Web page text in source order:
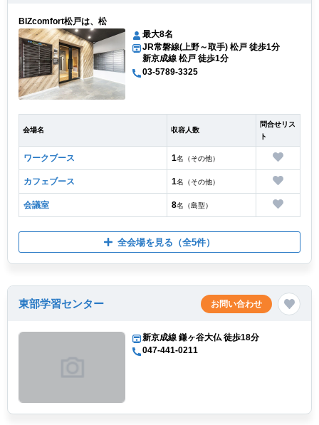
BIZcomfort松戸は、松
最大8名
JR常磐線(上野～取手) 松戸 徒歩1分
新京成線 松戸 徒歩1分
03-5789-3325
会場名 収容人数
問合せリス
ト
ワークブース 1名（その他）
カフェブース 1名（その他）
会議室 8名（島型）
全会場を見る （全5件）
東部学習センター お問い合わせ
新京成線 鎌ヶ谷大仏 徒歩18分
047-441-0211